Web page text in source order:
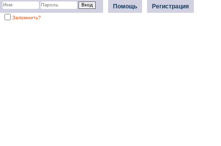
Регистрация
Помощь
Запомнить?